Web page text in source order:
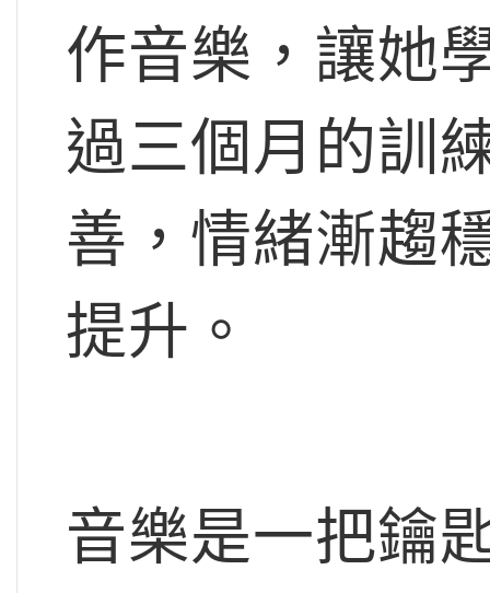
作音樂，讓她
過三個月的訓
善，情緒漸趨
提升。
音樂是一把鑰